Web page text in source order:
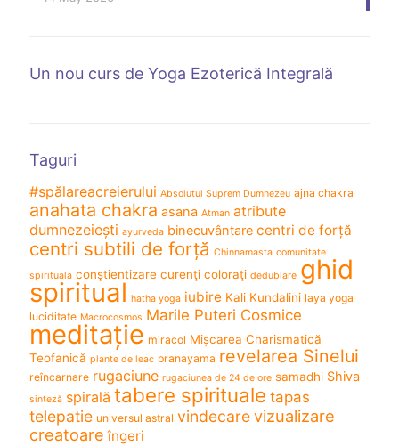
Un nou curs de Yoga Ezoterică Integrală
Taguri
#spălareacreierului Absolutul Suprem Dumnezeu ajna chakra
anahata chakra asana Atman atribute
dumnezeiești ayurveda binecuvântare centri de forță
centri subtili de forță Chinnamasta comunitate
spirituala conştientizare curenţi coloraţi dedublare ghid
spiritual hatha yoga iubire Kali Kundalini laya yoga
luciditate Macrocosmos Marile Puteri Cosmice
meditație miracol Mișcarea Charismatică
Teofanică plante de leac pranayama revelarea Sinelui
reîncarnare rugaciune rugaciunea de 24 de ore samadhi Shiva
sinteză spirală tabere spirituale tapas
telepatie universul astral vindecarevizualizare
creatoare îngeri